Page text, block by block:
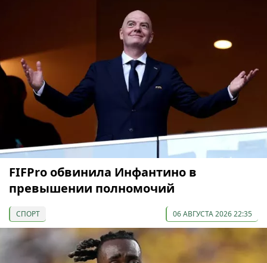
FIFPro обвинила Инфантино в
превышении полномочий
СПОРТ 06 АВГУСТА 2026 22:35